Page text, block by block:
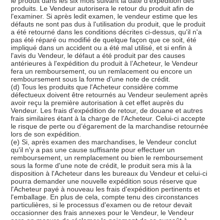
produits. Le Vendeur autorisera le retour du produit afin de
l'examiner. Si après ledit examen, le vendeur estime que les
défauts ne sont pas dus à l'utilisation du produit, que le produit
a été retourné dans les conditions décrites ci-dessus, qu'il n'a
pas été réparé ou modifié de quelque façon que ce soit, été
impliqué dans un accident ou a été mal utilisé, et si enfin à
l'avis du Vendeur, le défaut a été produit par des causes
antérieures à l'expédition du produit à l’Acheteur, le Vendeur
fera un remboursement, ou un remlacement ou encore un
remboursement sous la forme d'une note de crédit.
(d) Tous les produits que l'Acheteur considère comme
défectueux doivent être retournés au Vendeur seulement après
avoir reçu la première autorisation à cet effet auprès du
Vendeur. Les frais d'expédition de retour, de douane et autres
frais similaires étant à la charge de l'Acheteur. Celui-ci accepte
le risque de perte ou d’égarement de la marchandise retournée
lors de son expédition.
(e) Si, après examen des marchandises, le Vendeur conclut
qu'il n'y a pas une cause suffisante pour effectuer un
remboursement, un remplacement ou bien le remboursement
sous la forme d'une note de crédit, le produit sera mis à la
disposition à l'Acheteur dans les bureaux du Vendeur et celui-ci
pourra demander une nouvelle expédition sous réserve que
l'Acheteur payé à nouveau les frais d'expédition pertinents et
l'emballage. En plus de cela, compte tenu des circonstances
particulières, si le processus d'examen ou de retour devait
occasionner des frais annexes pour le Vendeur, le Vendeur